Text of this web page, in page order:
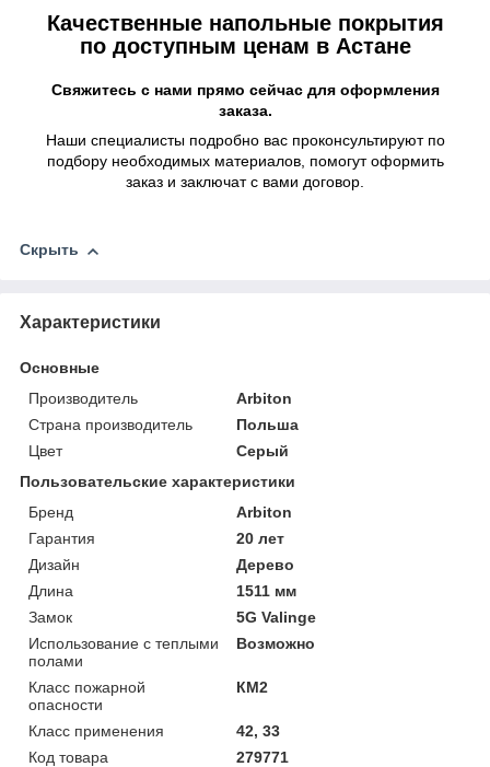
Качественные напольные покрытия
по доступным ценам в Астане
Свяжитесь с нами прямо сейчас для оформления
заказа.
Наши специалисты подробно вас проконсультируют по
подбору необходимых материалов, помогут оформить
заказ и заключат с вами договор.
Скрыть
Характеристики
Основные
Производитель
Arbiton
Страна производитель
Польша
Цвет
Серый
Пользовательские характеристики
Бренд
Arbiton
Гарантия
20 лет
Дизайн
Дерево
Длина
1511 мм
Замок
5G Valinge
Использование с теплыми
полами
Возможно
Класс пожарной
опасности
КМ2
Класс применения
42, 33
Код товара
279771